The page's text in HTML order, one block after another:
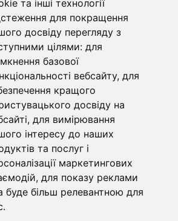
та інші технології
для покращення
досвіду перегляду з
цілями: для
базової
вебсайту, для
кращого
досвіду на
, для вимірювання
інтересу до наших
та послуг і
маркетингових
, для показу реклами
буде більш релевантною для
.
Акредитація
Команда
Перша команда
U19